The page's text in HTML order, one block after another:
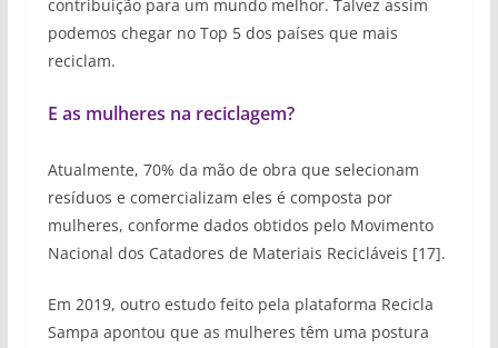
contribuição para um mundo melhor. Talvez assim
podemos chegar no Top 5 dos países que mais
reciclam.
E as mulheres na reciclagem?
Atualmente, 70% da mão de obra que selecionam
resíduos e comercializam eles é composta por
mulheres, conforme dados obtidos pelo Movimento
Nacional dos Catadores de Materiais Recicláveis [17].
Em 2019, outro estudo feito pela plataforma Recicla
Sampa apontou que as mulheres têm uma postura